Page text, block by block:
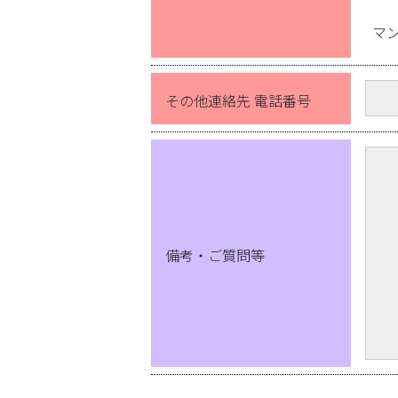
マ
その他連絡先 電話番号
備考・ご質問等